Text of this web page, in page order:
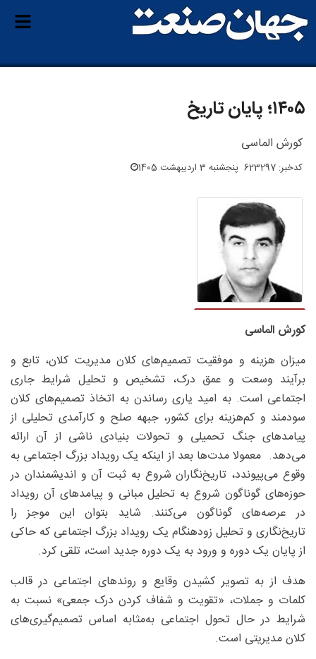
۱۴۰۵؛ پایان تاریخ
کورش الماسی
کدخبر: 623297 پنجشنبه 3 اردیبهشت 1405
کورش الماسی
میزان هزینه و موفقیت تصمیم‌های کلان مدیریت کلان، تابع و
برآیند وسعت و عمق درک، تشخیص و تحلیل شرایط جاری
اجتماعی است. به امید یاری رساندن به اتخاذ تصمیم‌های کلان
سودمند و کم‌هزینه برای کشور، جبهه صلح و کارآمدی تحلیلی از
پیامدهای جنگ تحمیلی و تحولات بنیادی ناشی از آن ارائه
می‌دهد. معمولا مدت‌ها بعد از اینکه یک رویداد بزرگ اجتماعی به
وقوع می‌پیوندد، تاریخ‌نگاران شروع به ثبت آن و اندیشمندان در
حوزه‌های گوناگون شروع به تحلیل مبانی و پیامدهای آن رویداد
در عرصه‌های گوناگون می‌کنند. شاید بتوان این موجز را
تاریخ‌نگاری و تحلیل زود‌هنگام یک رویداد بزرگ اجتماعی که حاکی
از پایان یک دوره و ورود به یک دوره جدید است، تلقی کرد.
هدف از به تصویر کشیدن وقایع و روندهای اجتماعی در قالب
کلمات و جملات، «تقویت و شفاف کردن درک جمعی» نسبت به
شرایط در حال تحول اجتماعی به‌مثابه اساس تصمیم‌گیری‌های
کلان مدیریتی است.